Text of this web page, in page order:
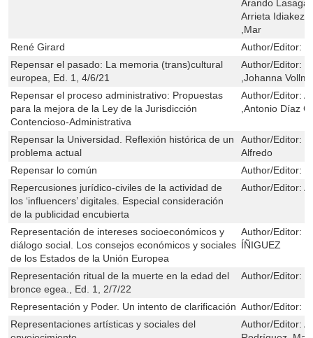
Arando
Arrieta Idiakez
,Mar
René Girard
Author/Editor:
Repensar el pasado: La memoria (trans)cultural
europea, Ed. 1, 4/6/21
Author/Editor:
,Johanna
Repensar el proceso administrativo: Propuestas
para la mejora de la Ley de la Jurisdicción
Contencioso-Administrativa
Author/Editor:
,Antonio Díaz
Repensar la Universidad. Reflexión histórica de un
problema actual
Author/Editor:
Alfredo
Repensar lo común
Author/Editor:
Repercusiones jurídico-civiles de la actividad de
los ‘influencers’ digitales. Especial consideración
de la publicidad encubierta
Author/Editor:
Representación de intereses socioeconómicos y
diálogo social. Los consejos económicos y sociales
de los Estados de la Unión Europea
Author/Editor:
ÍÑIGUEZ
Representación ritual de la muerte en la edad del
bronce egea., Ed. 1, 2/7/22
Author/Editor:
Representación y Poder. Un intento de clarificación Author/Editor:
Representaciones artísticas y sociales del
Author/Editor: